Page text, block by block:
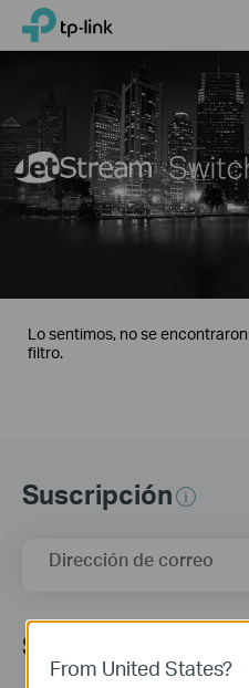
Click
navigation
bar
TP-Link, Reliably Smart
Lo sentimos, no se
filtro.
Suscripción
Dirección de correo
Síguenos
From United States?